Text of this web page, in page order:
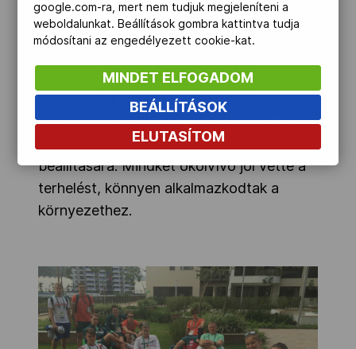
A judosoknál a hétfői program az összes
judogira a megfelelő felíratok felvarrása.
Az ökölvívók reggel az olimpiai faluval
ismerkedtek, délután a falun belül
átmozgató jellegű edzést végeztek, nagy
figyelmet fordítva a versenysúly
beállítására. Mindkét ökölvívó jól vette a
terhelést, könnyen alkalmazkodtak a
környezethez.
google.com-ra, mert nem tudjuk megjeleníteni a
weboldalunkat. Beállítások gombra kattintva tudja
módosítani az engedélyezett cookie-kat.
MINDET ELFOGADOM
BEÁLLÍTÁSOK
ELUTASÍTOM